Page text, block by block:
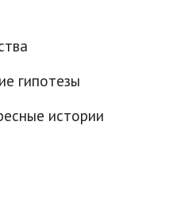
гипотезы
истории